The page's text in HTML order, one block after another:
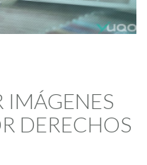
DERECHOS